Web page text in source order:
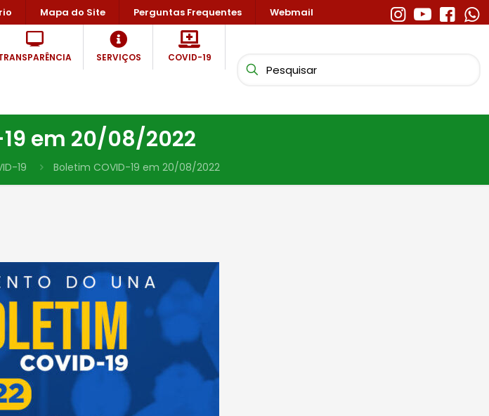
Mapa do Site Perguntas Frequentes Webmail
SERVIÇOS COVID-19
em 20/08/2022
19 Boletim COVID-19 em 20/08/2022